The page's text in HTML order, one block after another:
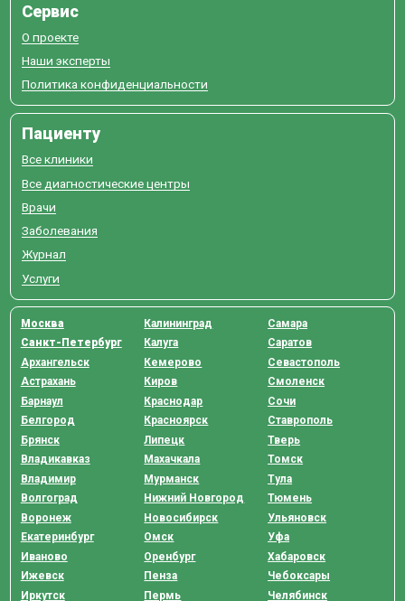
Сервис
О проекте
Наши эксперты
Политика конфиденциальности
Пациенту
Все клиники
Все диагностические центры
Врачи
Заболевания
Журнал
Услуги
Москва
Санкт-Петербург
Архангельск
Астрахань
Барнаул
Белгород
Брянск
Владикавказ
Владимир
Волгоград
Воронеж
Екатеринбург
Иваново
Ижевск
Иркутск
Калининград
Калуга
Кемерово
Киров
Краснодар
Красноярск
Липецк
Махачкала
Мурманск
Нижний Новгород
Новосибирск
Омск
Оренбург
Пенза
Пермь
Самара
Саратов
Севастополь
Смоленск
Сочи
Ставрополь
Тверь
Томск
Тула
Тюмень
Ульяновск
Уфа
Хабаровск
Чебоксары
Челябинск